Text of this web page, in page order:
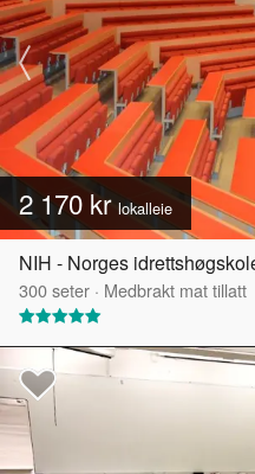
2 170 kr lokalleie
NIH - Norges
300seter · Medbrakt mat tillatt